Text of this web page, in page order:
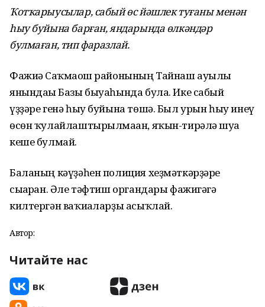
Ҡотҡарыусылар, сабый өс йәшлек туғаны менән
һыу буйына барған, яндарында өлкәндәр
булмаған, тип фаразлай.
Фажиғә Саҡмағош районының Тайнаш ауылы
янындағы Базы быуаһында була. Ике сабый
үҙҙәре генә һыу буйына төшә. Был урын һыу инеү
өсөн ҡулайлаштырылмаған, яҡын-тирәлә шуға
кеше булмай.
Баланың кәүҙәһен полиция хеҙмәткәрҙәре
сығарған. Әле тәфтиш органдары фажигәгә
килтергән ваҡиғаларҙы асыҡлай.
Автор:
Читайте нас